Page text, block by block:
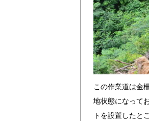
この作業道は金
地状態になって
トを設置したと